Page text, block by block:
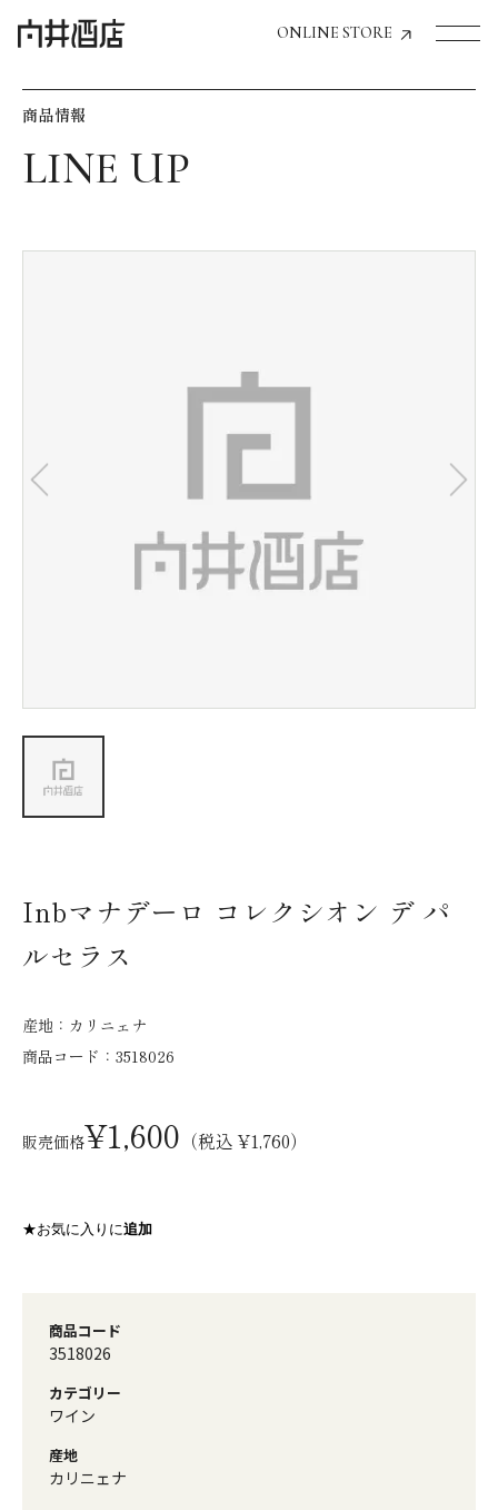
ONLINE STORE
飲食店経営のお客様
お気に入り機能の活用方法
会社情報
商品情報
Inbマナデーロ コレクシオン デ パ
ルセラス
産地： カリニェナ
商品コード： 3518026
販売価格¥1,600 （税込 ¥1,760）
★お気に入りに追加
商品コード
3518026
カテゴリー
ワイン
産地
カリニェナ